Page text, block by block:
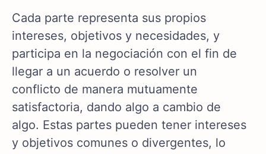
Cada parte representa sus propios
intereses, objetivos y necesidades, y
participa en la negociación con el fin de
llegar a un acuerdo o resolver un
conflicto de manera mutuamente
satisfactoria, dando algo a cambio de
algo. Estas partes pueden tener intereses
y objetivos comunes o divergentes, lo